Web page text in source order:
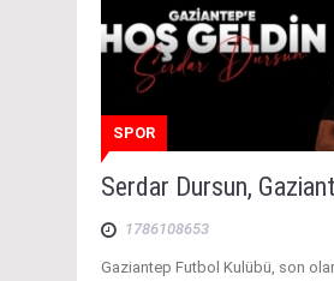
SPOR
Serdar Dursun,
1786108653
Gaziantep Futbol Kulübü, son